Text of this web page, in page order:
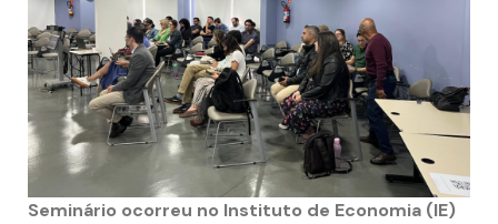
Seminário ocorreu no Instituto de Economia (IE)